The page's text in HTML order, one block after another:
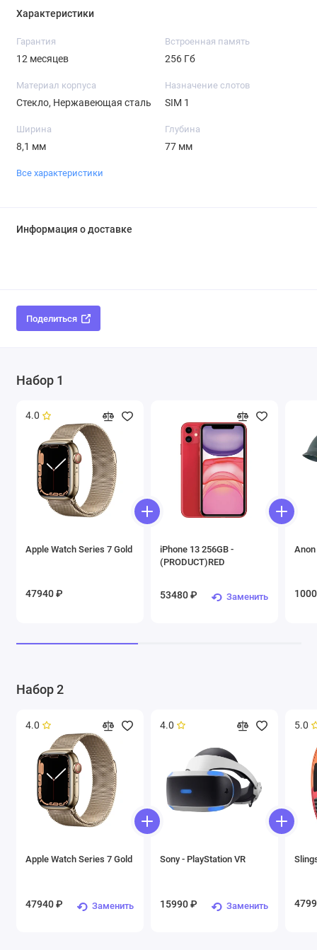
Характеристики
Гарантия
12 месяцев
Встроенная память
256 Гб
Материал корпуса
Стекло, Нержавеющая сталь
Назначение слотов
SIM 1
Ширина
8,1 мм
Глубина
77 мм
Все характеристики
Информация о доставке
Поделиться
Набор 1
4.0
Apple Watch Series 7 Gold
47940 ₽
iPhone 13 256GB -
(PRODUCT)RED
53480 ₽ Заменить
Набор 2
4.0
Apple Watch Series 7 Gold
47940 ₽ Заменить
4.0
Sony - PlayStation VR
15990 ₽ Заменить
5.0